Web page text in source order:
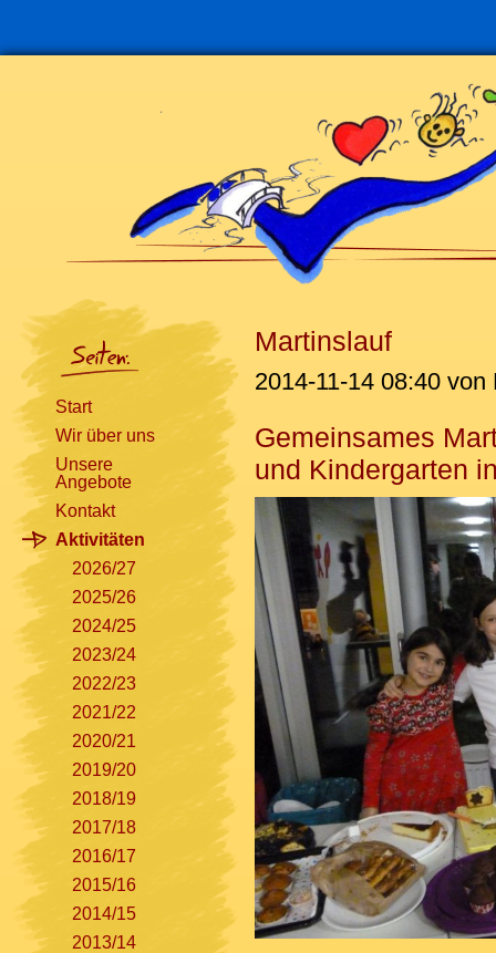
Martinslauf
2014-11-14 08:40 von
Gemeinsames
und Kindergarten
Navigation
überspringen
Start
Wir über uns
Unsere
Angebote
Kontakt
Aktivitäten
2026/27
2025/26
2024/25
2023/24
2022/23
2021/22
2020/21
2019/20
2018/19
2017/18
2016/17
2015/16
2014/15
2013/14